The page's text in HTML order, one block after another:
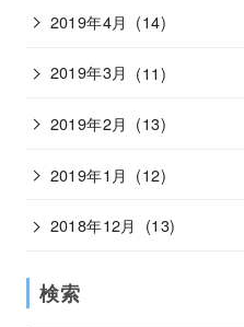
2019年4月 (14)
2019年3月 (11)
2019年2月 (13)
2019年1月 (12)
2018年12月 (13)
検索